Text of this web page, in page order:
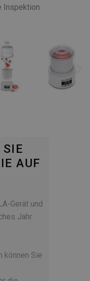
Inspektion
AUF
Gerät und
Jahr
können Sie